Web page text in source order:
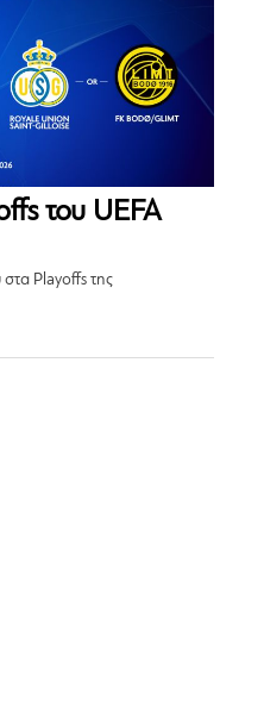
του UEFA
στα Playoffs της